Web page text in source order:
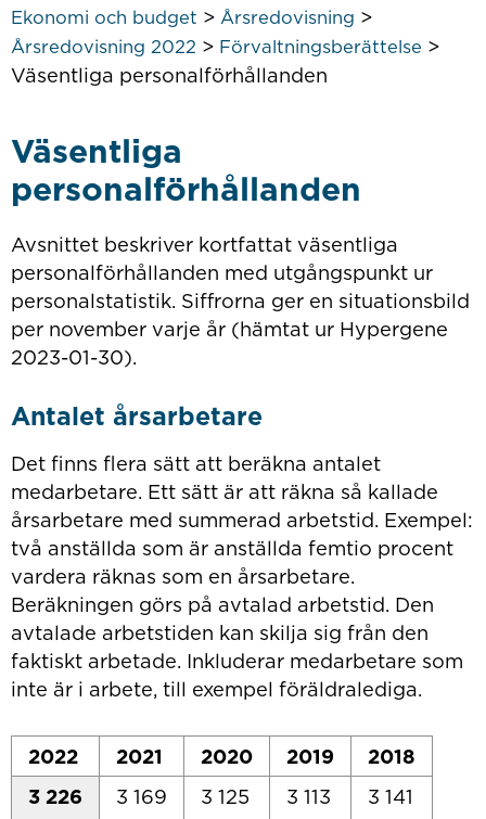
Ekonomi och budget > Årsredovisning >
Årsredovisning 2022 > Förvaltningsberättelse >
Väsentliga personalförhållanden
Väsentliga
personalförhållanden
Avsnittet beskriver kortfattat väsentliga
personalförhållanden med utgångspunkt ur
personalstatistik. Siffrorna ger en situationsbild
per november varje år (hämtat ur Hypergene
2023-01-30).
Antalet årsarbetare
Det finns flera sätt att beräkna antalet
medarbetare. Ett sätt är att räkna så kallade
årsarbetare med summerad arbetstid. Exempel:
två anställda som är anställda femtio procent
vardera räknas som en årsarbetare.
Beräkningen görs på avtalad arbetstid. Den
avtalade arbetstiden kan skilja sig från den
faktiskt arbetade. Inkluderar medarbetare som
inte är i arbete, till exempel föräldralediga.
2022 2021 2020 2019
2018
3 226
3 169 3 125 3 113 3 141